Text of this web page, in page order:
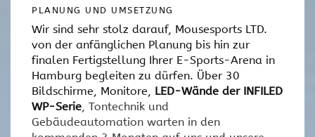
PLANUNG UND UMSETZUNG
Wir sind sehr stolz darauf, Mousesports LTD.
von der anfänglichen Planung bis hin zur
finalen Fertigstellung Ihrer E-Sports-Arena in
Hamburg begleiten zu dürfen. Über 30
Bildschirme, Monitore, LED-Wände der INFILED
WP-Serie, Tontechnik und
Gebäudeautomation warten in den